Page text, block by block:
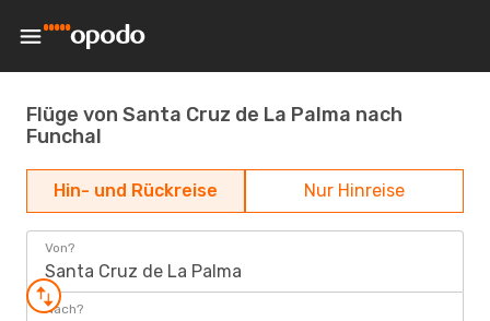
Flüge von Santa Cruz de La Palma nach
Funchal
Hin- und Rückreise Nur Hinreise
Von?
Santa Cruz de La Palma
Nach?